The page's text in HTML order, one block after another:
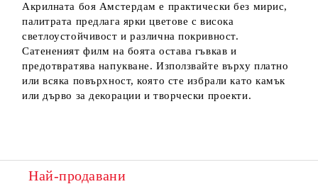
Акрилната боя Амстердам е практически без мирис,
палитрата предлага ярки цветове с висока
светлоустойчивост и различна покривност.
Сатененият филм на боята остава гъвкав и
предотвратява напукване. Използвайте върху платно
или всяка повърхност, която сте избрали като камък
или дърво за декорации и творчески проекти.
Най-продавани